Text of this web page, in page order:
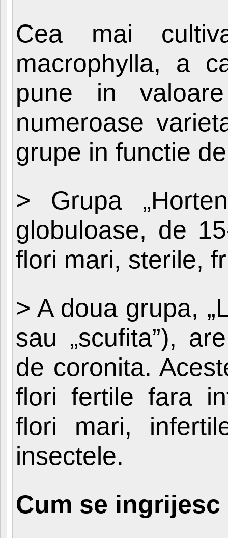
Cea mai
macrophylla, a
pune in
numeroase
grupe in functie
> Grupa
globuloase, de
flori mari, sterile,
> A doua grupa,
sau „scufita”),
de coronita.
flori fertile fara
flori mari,
insectele.
Cum se ingrijesc